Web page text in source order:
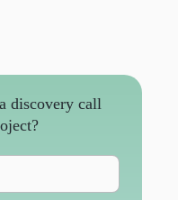
discovery call